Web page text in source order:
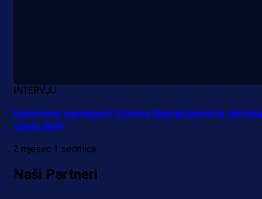
INTERVJU
Emotivna ispovijest Esmira Bajraktarevića dirnula
cijelu BiH!
2 mjesec 1 sedmica
Naši Partneri